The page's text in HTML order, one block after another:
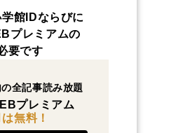
館IDならびに
プレミアムの
要です
全記事読み放題
プレミアム
無料！